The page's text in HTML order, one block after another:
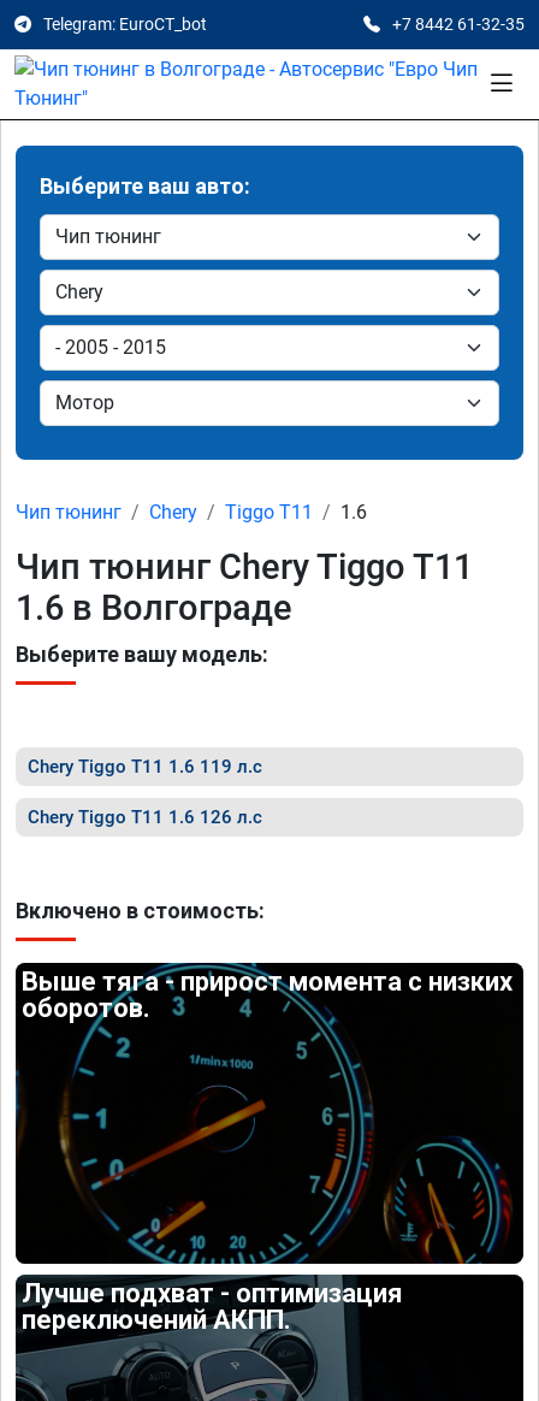
Telegram: EuroCT_bot +7 8442 61-32-35
Выберите ваш авто:
Чип тюнинг Chery Tiggo T11 1.6
Чип тюнинг Chery Tiggo T11
1.6 в Волгограде
Выберите вашу модель:
Chery Tiggo T11 1.6 119 л.с
Chery Tiggo T11 1.6 126 л.с
Включено в стоимость:
Выше тяга - прирост момента с низких
оборотов.
Лучше подхват - оптимизация
переключений АКПП.